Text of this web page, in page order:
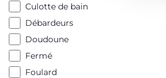
Culotte de bain
Débardeurs
Doudoune
Fermé
Foulard